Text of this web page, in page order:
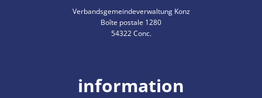
Verbandsgemeindeverwaltung Konz
Boîte postale 1280
54322 Conc.
information